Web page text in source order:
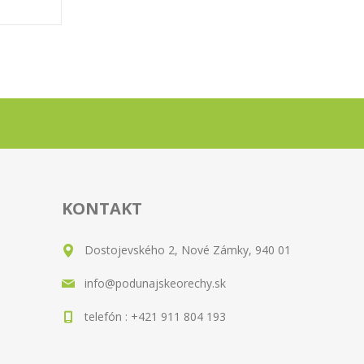
KONTAKT
Dostojevského 2, Nové Zámky, 940 01
info@podunajskeorechy.sk
telefón : +421 911 804 193